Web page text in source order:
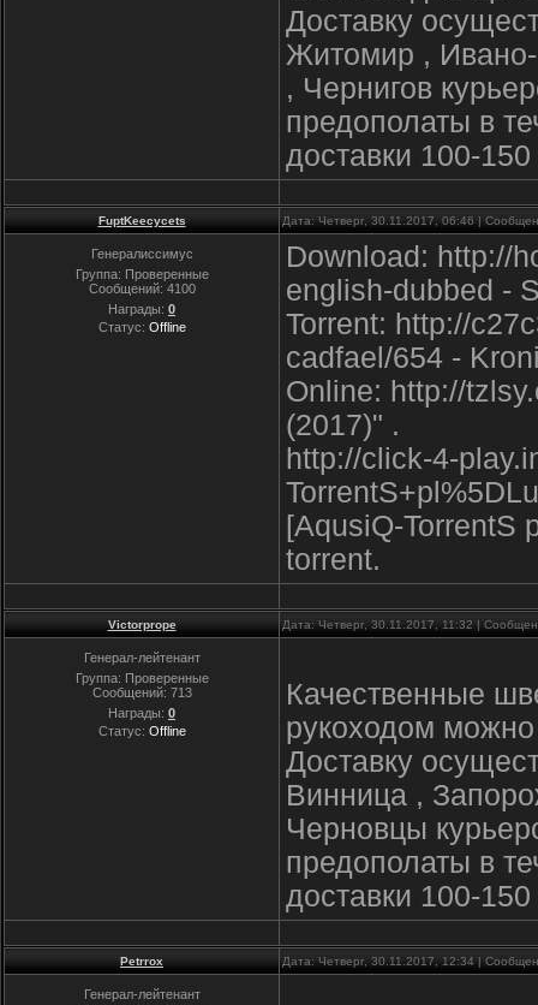
Доставку
Житомир ,
, Чернигов
предополаты в
доставки 100-150
FuptKeecycets Дата: Четверг, 30.11.2017, 06:46 |
Генералиссимус
Группа: Проверенные
Сообщений: 4100
Награды: 0
Статус: Offline
Download: http://
english-dubbed -
Torrent: http://
cadfael/654 -
Online: http://
(2017)" .
http://click-4-
[AqusiQ-TorrentS
torrent.
Victorprope Дата: Четверг, 30.11.2017, 11:32 |
Генерал-лейтенант
Группа: Проверенные
Сообщений: 713
Награды: 0
Статус: Offline
Качественные
рукоходом можно
Доставку
Винница ,
Черновцы
предополаты в
доставки 100-150
Petrrox Дата: Четверг, 30.11.2017, 12:34 |
Генерал-лейтенант